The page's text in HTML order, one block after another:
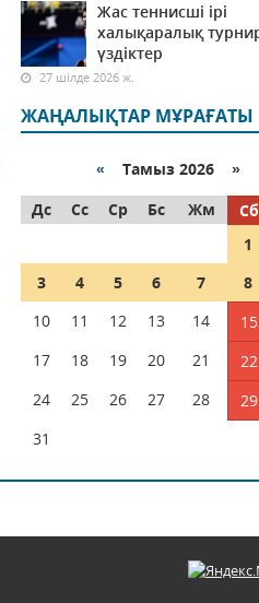
Жас теннисші ірі
халықаралық
үздіктер
27 шілде 2026 ж.
ЖАҢАЛЫҚТАР МҰРАҒАТЫ
« Тамыз 2026 »
Дс
Сс Ср Бс Жм Сб
1
3
4 5 6 7 8
10
11 12 13 14 15
17
18 19 20 21 22
24
25 26 27 28 29
31